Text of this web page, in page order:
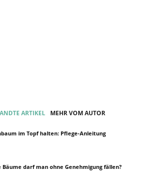
ARTIKEL MEHR VOM AUTOR
im Topf halten: Pflege-Anleitung
Bäume darf man ohne Genehmigung fällen?